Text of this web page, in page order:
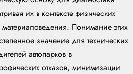
их в контексте физических
Понимание этих
значение для технических
автопарков в
отказов, минимизации